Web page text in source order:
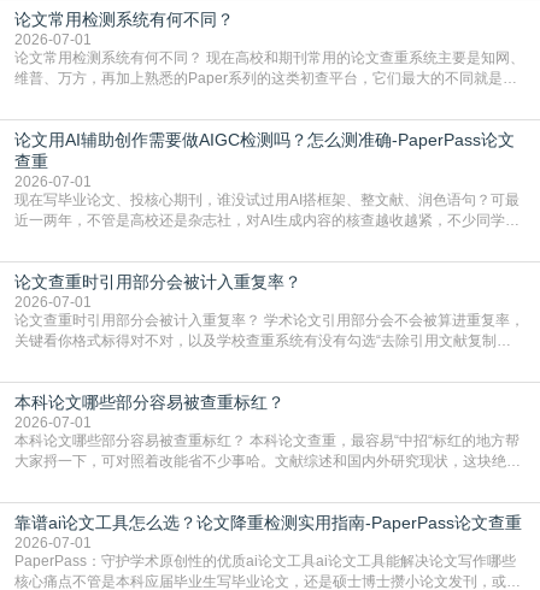
含大量已公开的学术内容、网络原创内容，AI输出内容时很容易无意识拼接出重
复片
论文常用检测系统有何不同？
2026-07-01
论文常用检测系统有何不同？ 现在高校和期刊常用的论文查重系统主要是知网、
维普、万方，再加上熟悉的Paper系列的这类初查平台，它们最大的不同就是数
查数值误导。知网（CNKI）是学校定稿检测的绝对主流。本科用PMLC，含大学
生联合比对库，能比历届学长论文，硕博用VIP/TMLC，含学术论文联合比对
库，期刊投稿用AMLMC/SML
论文用AI辅助创作需要做AIGC检测吗？怎么测准确-PaperPass论文
查重
2026-07-01
现在写毕业论文、投核心期刊，谁没试过用AI搭框架、整文献、润色语句？可最
近一两年，不管是高校还是杂志社，对AI生成内容的核查越收越紧，不少同学投
真的太亏。提前做AIGC检测，已经成了很多过来人交稿前必做的一步。为什么
AIGC检测成了论文答辩投稿前的必备项？可能还有不少人觉得，我就用AI搭了个
框架，内容都是自己写的，至于做AIG
论文查重时引用部分会被计入重复率？
2026-07-01
论文查重时引用部分会被计入重复率？ 学术论文引用部分会不会被算进重复率，
关键看你格式标得对不对，以及学校查重系统有没有勾选“去除引用文献复制
独占一行，每条文献用[1][2]方括号编号、与正文一一对应，著录项符合GB/T
7714（作者、题名、刊名、年、卷期、页码齐全，标点用半角）；查重系统识别
成功后通常把这段标为引用，
本科论文哪些部分容易被查重标红？
2026-07-01
本科论文哪些部分容易被查重标红？ 本科论文查重，最容易“中招“标红的地方帮
大家捋一下，可对照着改能省不少事哈。文献综述和国内外研究现状，这块绝对
乎一模一样的话，你要是直接复制百度百科、教材或别人写好的综述段落，系统
一抓一个准，整段飘红。研究背景、意义和方法描述也是不可避免，比如“本文采
用问卷调查法““运用SPSS软件进行数据分
靠谱ai论文工具怎么选？论文降重检测实用指南-PaperPass论文查重
2026-07-01
PaperPass：守护学术原创性的优质ai论文工具ai论文工具能解决论文写作哪些
核心痛点不管是本科应届毕业生写毕业论文，还是硕士博士攒小论文发刊，或是